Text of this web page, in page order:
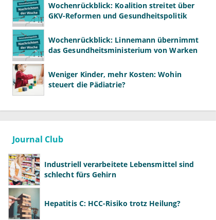
Wochenrückblick: Koalition streitet über
GKV-Reformen und Gesundheitspolitik
Wochenrückblick: Linnemann übernimmt
das Gesundheitsministerium von Warken
Weniger Kinder, mehr Kosten: Wohin
steuert die Pädiatrie?
Journal Club
Industriell verarbeitete Lebensmittel sind
schlecht fürs Gehirn
Hepatitis C: HCC-Risiko trotz Heilung?